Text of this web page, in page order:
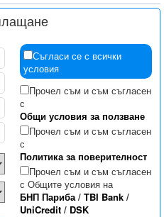
Съгласи се с всички
условия
Прочел съм и съм съгласен
с
Общи условия за ползване
Прочел съм и съм съгласен
с
Политика за поверителност
Прочел съм и съм съгласен
с Общите условия на
БНП Париба/ TBI Bank/
UniCredit/ DSK